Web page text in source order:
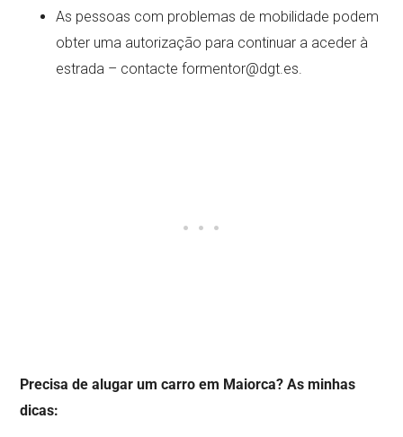
As pessoas com problemas de mobilidade podem
obter uma autorização para continuar a aceder à
estrada – contacteformentor@dgt.es
Precisa de alugar um carro em Maiorca?As minhas
dicas: